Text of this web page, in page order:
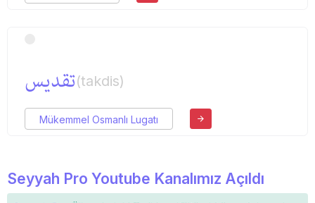
تقدیس(takdis)
Mükemmel Osmanlı Lugatı
Seyyah Pro Youtube Kanalımız Açıldı